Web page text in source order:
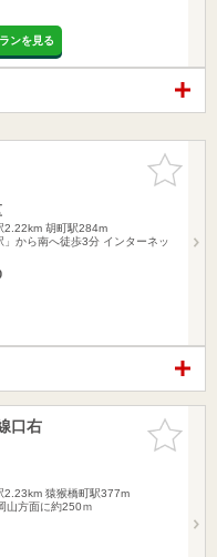
ンを見る
お気に入
りに追加
2.22km 胡町駅284m
」から南へ徒歩3分 インターネッ
お気に入
りに追加
口右
2.23km 猿猴橋町駅377m
山方面に約250ｍ